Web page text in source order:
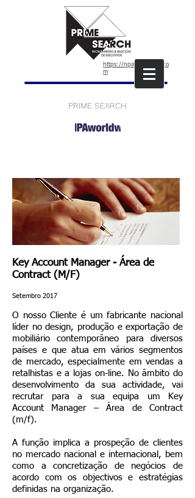
https://npaworldwide.co
m
PRIME SEARCH
Key Account Manager - Área de
Contract (M/F)
Setembro 2017
O nosso Cliente é um fabricante nacional
líder no design, produção e exportação de
mobiliário contemporâneo para diversos
países e que atua em vários segmentos
de mercado, especialmente em vendas a
retalhistas e a lojas on-line. No âmbito do
desenvolvimento da sua actividade, vai
recrutar para a sua equipa um Key
Account Manager – Área de Contract
(m/f).
A função implica a prospeção de clientes
no mercado nacional e internacional, bem
como a concretização de negócios de
acordo com os objectivos e estratégias
definidas na organização.